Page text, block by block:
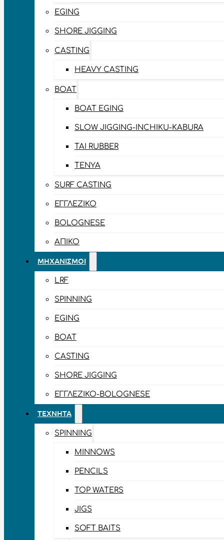
EGING
SHORE JIGGING
CASTING
HEAVY CASTING
BOAT
BOAT EGING
SLOW JIGGING-INCHIKU-KABURA
TAI RUBBER
TENYA
SURF CASTING
ΕΓΓΛΈΖΙΚΟ
BOLOGNESE
ΑΠΊΚΟ
ΜΗΧΑΝΙΣΜΟΊ
LRF
SPINNING
EGING
BOAT
CASTING
SHORE JIGGING
ΕΓΓΛΈΖΙΚΟ-BOLOGNESE
ΤΕΧΝΗΤΆ
SPINNING
MINNOWS
PENCILS
TOP WATERS
JIGS
SOFT BAITS